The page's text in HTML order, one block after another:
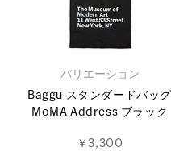
バリエーション
Baggu スタンダードバッグ
MoMA Address ブラック
￥3,300